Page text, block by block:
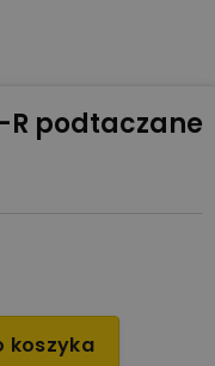
R podtaczane
koszyka